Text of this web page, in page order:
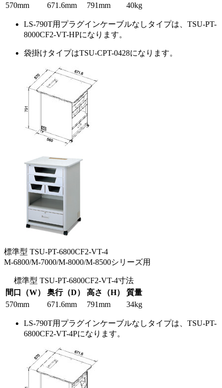
570mm
671.6mm 791mm 40kg
LS-790T用プラグインケーブルなしタイプは、TSU-PT-
8000CF2-VT-HPになります。
袋掛けタイプはTSU-CPT-0428になります。
標準型 TSU-PT-6800CF2-VT-4
M-6800/M-7000/M-8000/M-8500シリーズ用
標準型 TSU-PT-6800CF2-VT-4寸法
間口（W）
奥行（D） 高さ（H）
質量
570mm
671.6mm 791mm 34kg
LS-790T用プラグインケーブルなしタイプは、TSU-PT-
6800CF2-VT-4Pになります。